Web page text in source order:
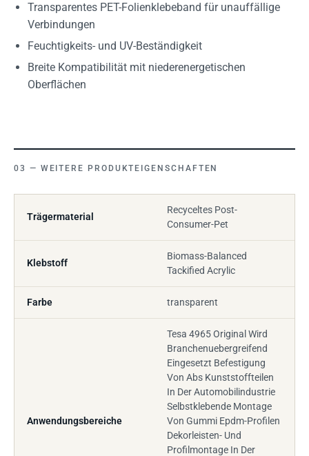
Transparentes PET-Folienklebeband für unauffällige
Verbindungen
Feuchtigkeits- und UV-Beständigkeit
Breite Kompatibilität mit niederenergetischen
Oberflächen
WEITERE PRODUKTEIGENSCHAFTEN
Trägermaterial
Recyceltes Post-
Consumer-Pet
Klebstoff
Biomass-Balanced
Tackified Acrylic
Farbe transparent
Anwendungsbereiche
Tesa 4965 Original Wird
Branchenuebergreifend
Eingesetzt Befestigung
Von Abs Kunststoffteilen
In Der Automobilindustrie
Selbstklebende Montage
Von Gummi Epdm-Profilen
Dekorleisten- Und
Profilmontage In Der